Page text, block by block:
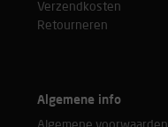
Verzendkosten
Retourneren
Algemene info